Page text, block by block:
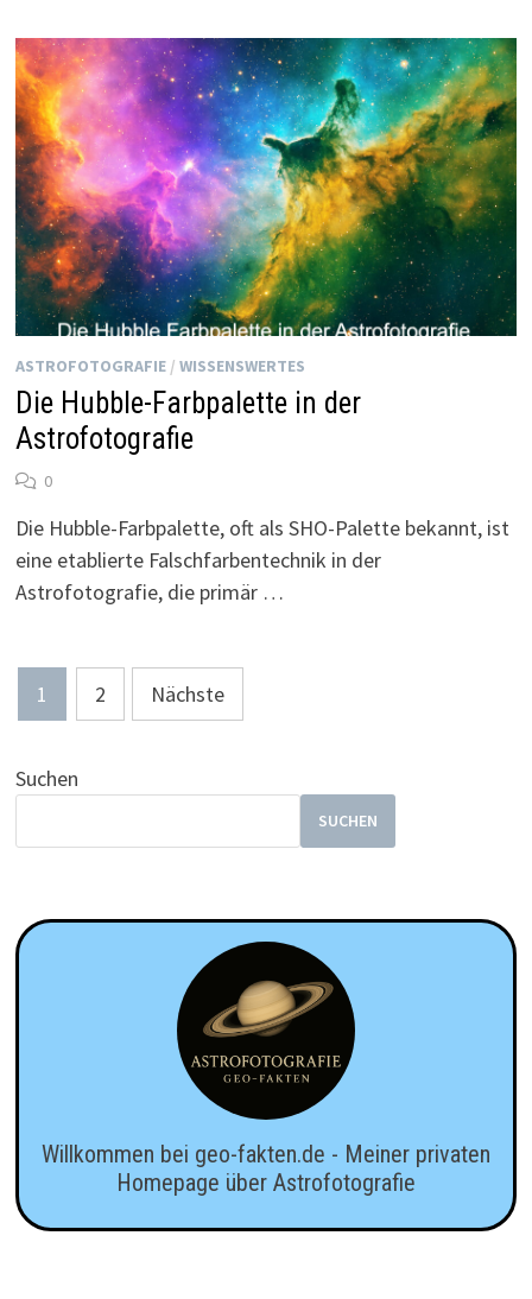
ASTROFOTOGRAFIE /WISSENSWERTES
Die Hubble-Farbpalette in der
Astrofotografie
0
Die Hubble-Farbpalette, oft als SHO-Palette bekannt, ist
eine etablierte Falschfarbentechnik in der
Astrofotografie, die primär …
Seitennummerierung
der
Beiträge
1 2 Nächste
Suchen
SUCHEN
Willkommen bei geo-fakten.de - Meiner privaten
Homepage über Astrofotografie